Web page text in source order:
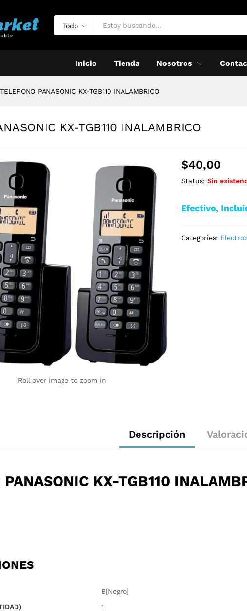
Todo
Inicio Tienda Nosotros
TELEFONO PANASONIC KX-TGB110 INALAMBRICO
KX-TGB110 INALAMBRICO
Roll over image to zoom in
$40,00
Status: Sin
Efectivo,
Categories:
Descripción
PANASONIC KX-TGB110
B[Negro]
1